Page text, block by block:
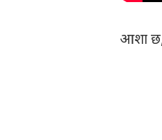
आशा छ,